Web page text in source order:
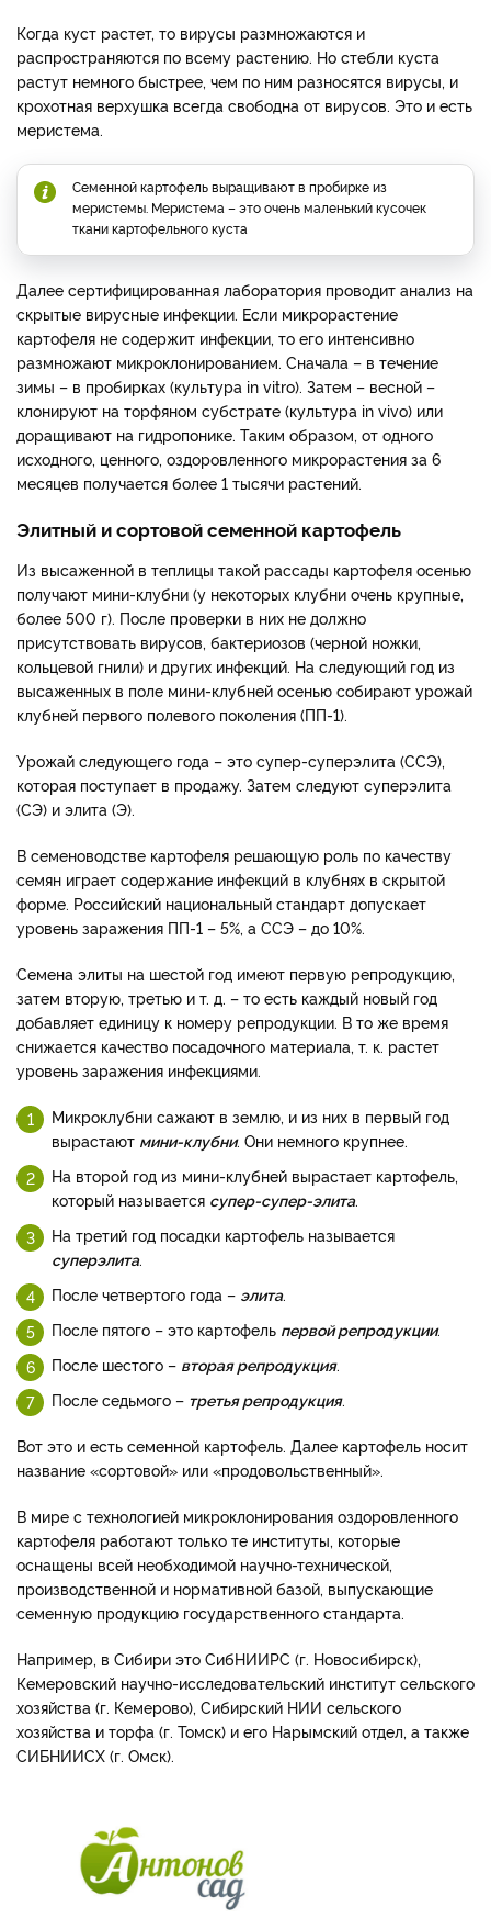
Когда куст растет, то вирусы размножаются и
распространяются по всему растению. Но стебли куста
растут немного быстрее, чем по ним разносятся вирусы, и
крохотная верхушка всегда свободна от вирусов. Это и есть
меристема.
Семенной картофель выращивают в пробирке из
меристемы. Меристема – это очень маленький кусочек
ткани картофельного куста
Далее сертифицированная лаборатория проводит анализ на
скрытые вирусные инфекции. Если микрорастение
картофеля не содержит инфекции, то его интенсивно
размножают микроклонированием. Сначала – в течение
зимы – в пробирках (культура in vitro). Затем – весной –
клонируют на торфяном субстрате (культура in vivo) или
доращивают на гидропонике. Таким образом, от одного
исходного, ценного, оздоровленного микрорастения за 6
месяцев получается более 1 тысячи растений.
Элитный и сортовой семенной картофель
Из высаженной в теплицы такой рассады картофеля осенью
получают мини-клубни (у некоторых клубни очень крупные,
более 500 г). После проверки в них не должно
присутствовать вирусов, бактериозов (черной ножки,
кольцевой гнили) и других инфекций. На следующий год из
высаженных в поле мини-клубней осенью собирают урожай
клубней первого полевого поколения (ПП-1).
Урожай следующего года – это супер-суперэлита (ССЭ),
которая поступает в продажу. Затем следуют суперэлита
(СЭ) и элита (Э).
В семеноводстве картофеля решающую роль по качеству
семян играет содержание инфекций в клубнях в скрытой
форме. Российский национальный стандарт допускает
уровень заражения ПП-1 – 5%, а ССЭ – до 10%.
Семена элиты на шестой год имеют первую репродукцию,
затем вторую, третью и т. д. – то есть каждый новый год
добавляет единицу к номеру репродукции. В то же время
снижается качество посадочного материала, т. к. растет
уровень заражения инфекциями.
Микроклубни сажают в землю, и из них в первый год
вырастают мини-клубни. Они немного крупнее.
На второй год из мини-клубней вырастает картофель,
который называется супер-супер-элита.
На третий год посадки картофель называется
суперэлита.
После четвертого года – элита.
После пятого – это картофель первой репродукции.
После шестого – вторая репродукция.
После седьмого – третья репродукция.
Вот это и есть семенной картофель. Далее картофель носит
название «сортовой» или «продовольственный».
В мире с технологией микроклонирования оздоровленного
картофеля работают только те институты, которые
оснащены всей необходимой научно-технической,
производственной и нормативной базой, выпускающие
семенную продукцию государственного стандарта.
Например, в Сибири это СибНИИРС (г. Новосибирск),
Кемеровский научно-исследовательский институт сельского
хозяйства (г. Кемерово), Сибирский НИИ сельского
хозяйства и торфа (г. Томск) и его Нарымский отдел, а также
СИБНИИСХ (г. Омск).